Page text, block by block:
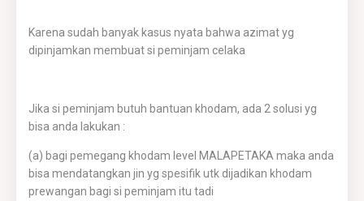
Karena sudah banyak kasus nyata bahwa azimat yg
dipinjamkan membuat si peminjam celaka
Jika si peminjam butuh bantuan khodam, ada 2 solusi yg
bisa anda lakukan :
(a) bagi pemegang khodam level MALAPETAKA maka anda
bisa mendatangkan jin yg spesifik utk dijadikan khodam
prewangan bagi si peminjam itu tadi